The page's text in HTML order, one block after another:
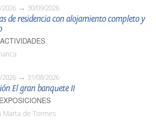
2026 30/09/2026
de residencia con alojamiento completo y
2026 31/08/2026
El gran banquete II
Marta de Tormes